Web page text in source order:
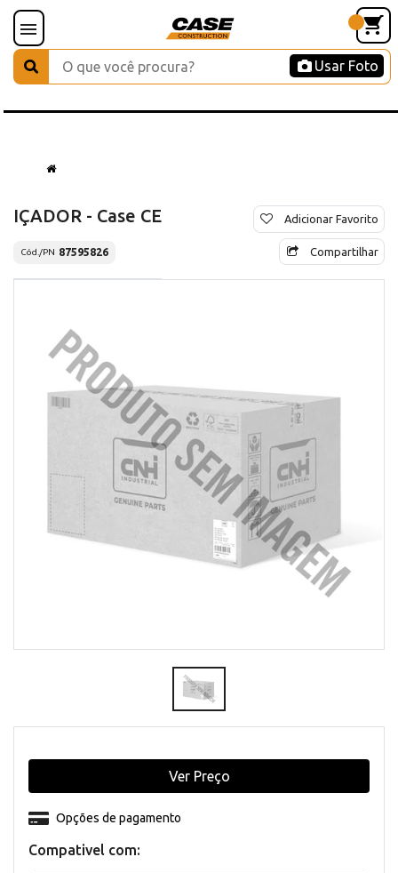
Usar Foto
IÇADOR - Case CE
Cód./PN 87595826
Adicionar Favorito
Compartilhar
Compativel com:
Opções de pagamento
Ver Preço